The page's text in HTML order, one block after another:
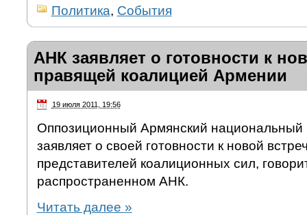
Политика, События
АНК заявляет о готовности к
правящей коалицией Армении
19 июля 2011, 19:56
Оппозиционный Армянский национальный
заявляет о своей готовности к новой
представителей коалиционных сил,
распространенном АНК.
Читать далее »